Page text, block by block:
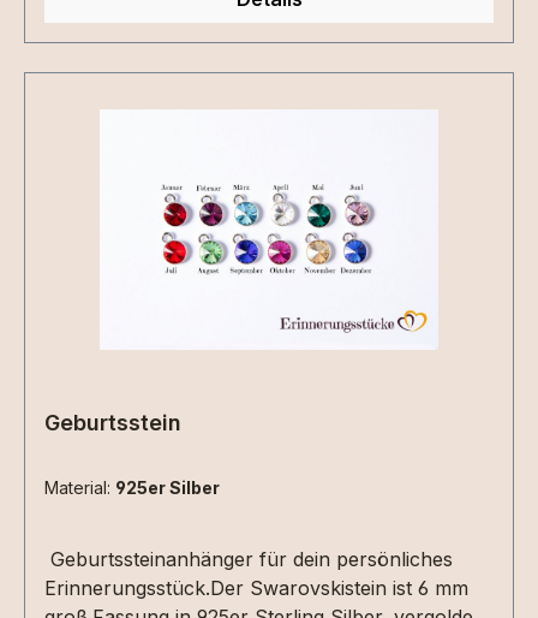
Geburtsstein
Material: 925er Silber
Geburtssteinanhänger für dein persönliches
Erinnerungsstück.Der Swarovskistein ist 6 mm